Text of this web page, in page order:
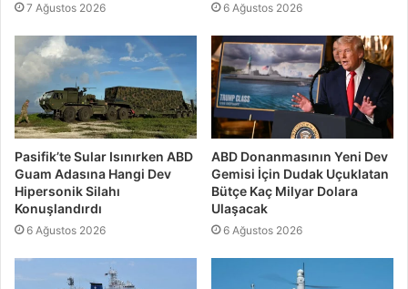
7 Ağustos 2026 6 Ağustos 2026
Pasifik’te Sular Isınırken ABD
Guam Adasına Hangi Dev
Hipersonik Silahı
Konuşlandırdı
6 Ağustos 2026
ABD Donanmasının Yeni Dev
Gemisi İçin Dudak Uçuklatan
Bütçe Kaç Milyar Dolara
Ulaşacak
6 Ağustos 2026